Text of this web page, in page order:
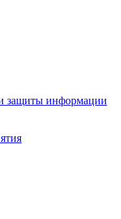
защиты информации